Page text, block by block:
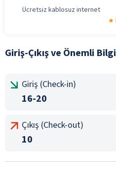
Ücretsiz kablosuz internet
Giriş-Çıkış ve Önemli
Giriş (Check-in)
16-20
Çıkış (Check-out)
10